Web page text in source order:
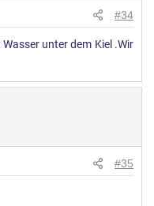
#34
unter dem Kiel .Wir
#35